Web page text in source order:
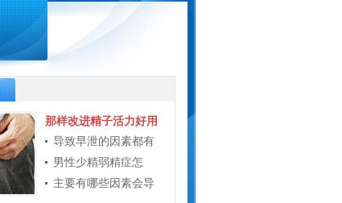
刘** 前列腺炎 23分钟前
功
杨** 前列腺炎 34分钟前
钟** 生殖感染 40分钟前挂号成
功
朱** 性功能障碍 37分钟前
成功
那样改进精子活力好用
导致早泄的因素都有
男性少精弱精症怎
主要有哪些因素会导